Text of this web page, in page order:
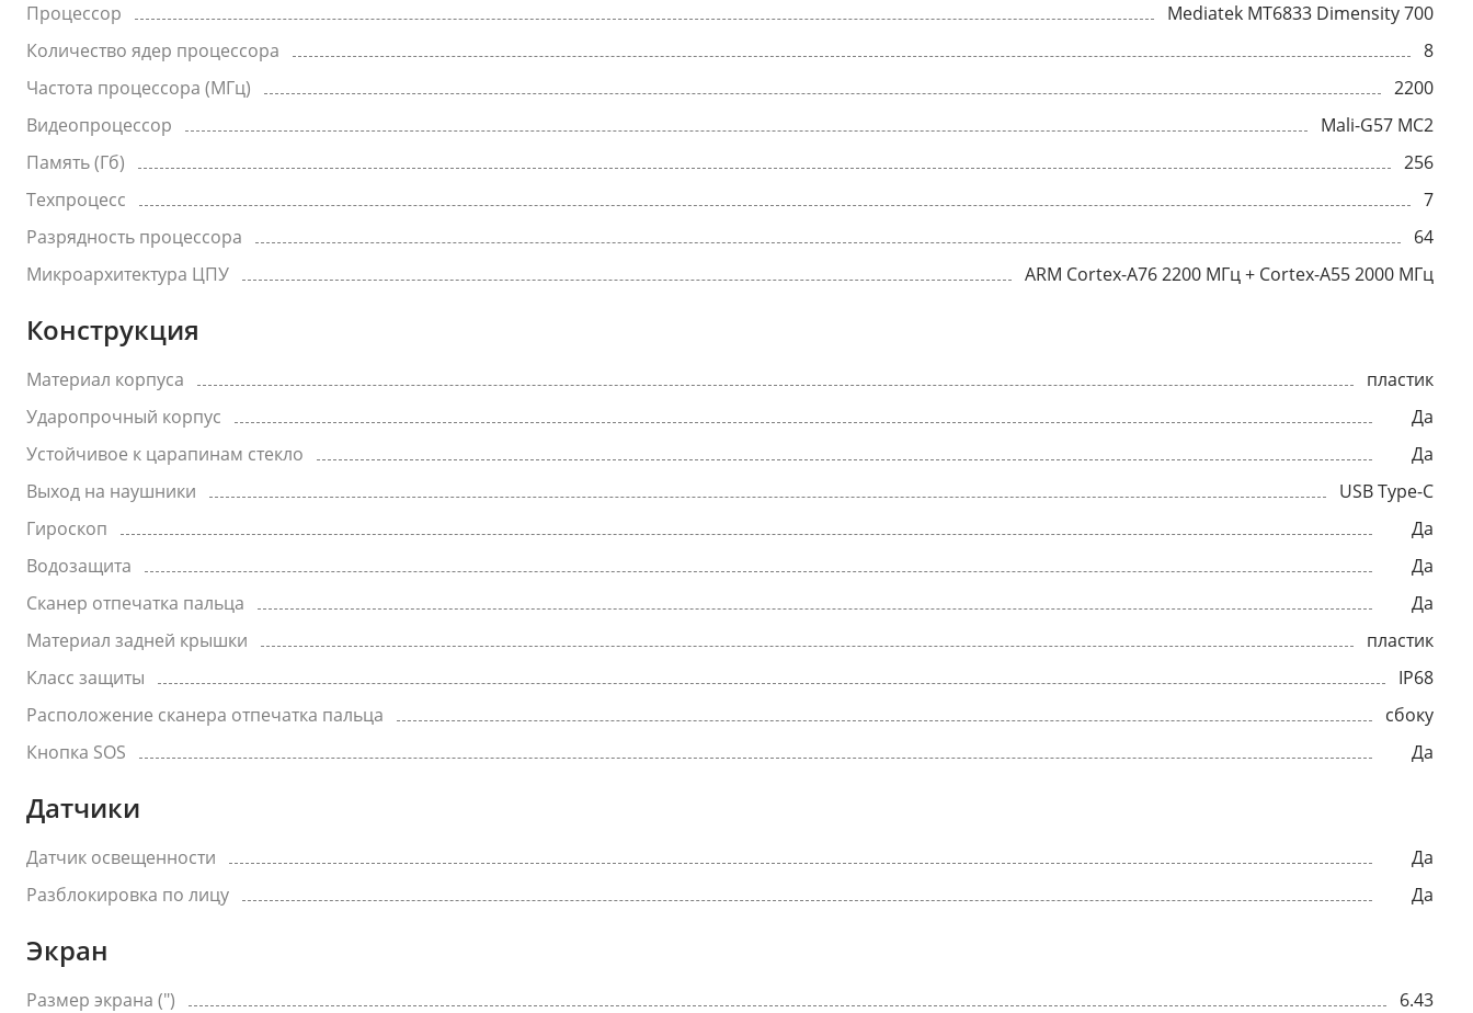
Процессор
Mediatek MT6833 Dimensity 700
Количество ядер процессора
8
Частота процессора (МГц)
2200
Видеопроцессор
Mali-G57 MC2
Память (Гб)
256
Техпроцесс
7
Разрядность процессора
64
Микроархитектура ЦПУ
ARM Cortex-A76 2200 МГц + Cortex-A55 2000 МГц
Конструкция
Материал корпуса
пластик
Ударопрочный корпус
Да
Устойчивое к царапинам стекло
Да
Выход на наушники
USB Type-C
Гироскоп
Да
Водозащита
Да
Сканер отпечатка пальца
Да
Материал задней крышки
пластик
Класс защиты
IP68
Расположение сканера отпечатка пальца
сбоку
Кнопка SOS
Да
Датчики
Датчик освещенности
Да
Разблокировка по лицу
Да
Экран
Размер экрана (")
6.43